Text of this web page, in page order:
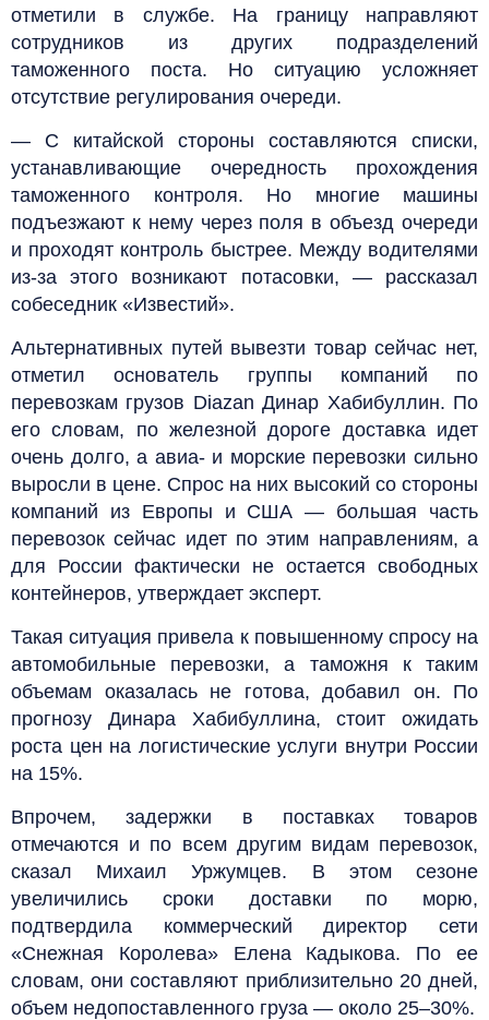
отметили в службе. На границу направляют
сотрудников из других подразделений
таможенного поста. Но ситуацию усложняет
отсутствие регулирования очереди.
— С китайской стороны составляются списки,
устанавливающие очередность прохождения
таможенного контроля. Но многие машины
подъезжают к нему через поля в объезд очереди
и проходят контроль быстрее. Между водителями
из-за этого возникают потасовки, — рассказал
собеседник «Известий».
Альтернативных путей вывезти товар сейчас нет,
отметил основатель группы компаний по
перевозкам грузов Diazan Динар Хабибуллин. По
его словам, по железной дороге доставка идет
очень долго, а авиа- и морские перевозки сильно
выросли в цене. Спрос на них высокий со стороны
компаний из Европы и США — большая часть
перевозок сейчас идет по этим направлениям, а
для России фактически не остается свободных
контейнеров, утверждает эксперт.
Такая ситуация привела к повышенному спросу на
автомобильные перевозки, а таможня к таким
объемам оказалась не готова, добавил он. По
прогнозу Динара Хабибуллина, стоит ожидать
роста цен на логистические услуги внутри России
на 15%.
Впрочем, задержки в поставках товаров
отмечаются и по всем другим видам перевозок,
сказал Михаил Уржумцев. В этом сезоне
увеличились сроки доставки по морю,
подтвердила коммерческий директор сети
«Снежная Королева» Елена Кадыкова. По ее
словам, они составляют приблизительно 20 дней,
объем недопоставленного груза — около 25–30%.